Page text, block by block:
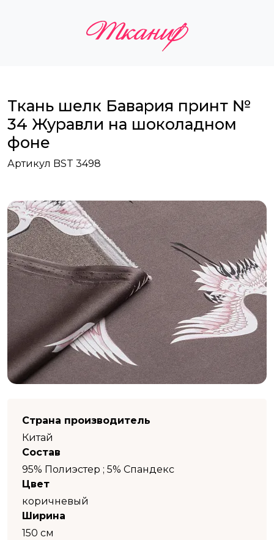
Ткань шелк Бавария принт №
34 Журавли на шоколадном
фоне
Артикул BST 3498
Страна производитель
Китай
Состав
95% Полиэстер ; 5% Спандекс
Цвет
коричневый
Ширина
150 см